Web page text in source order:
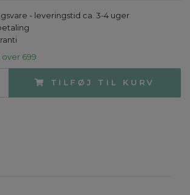
- leveringstid ca. 3-4 uger
699
TILFØJ TIL KURV